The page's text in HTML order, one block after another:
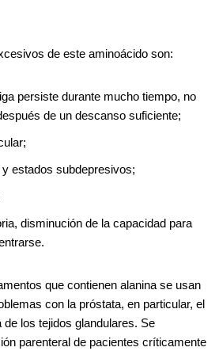
de este aminoácido son:
persiste durante mucho tiempo, no
de un descanso suficiente;
y estados subdepresivos;
disminución de la capacidad para
que contienen alanina se usan
con la próstata, en particular, el
los tejidos glandulares. Se
parenteral de pacientes críticamente